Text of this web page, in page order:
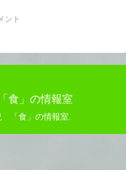
ント
食」の情報室
「食」の情報室.